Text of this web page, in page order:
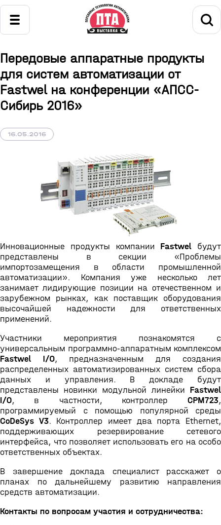
Передовые аппаратные продукты
для систем автоматизации от
Fastwel на конференции «АПСС-
Сибирь 2016»
16.05.2016
Инновационные продукты компании Fastwel будут
представлены в секции «Проблемы
импортозамещения в области промышленной
автоматизации». Компания уже несколько лет
занимает лидирующие позиции на отечественном и
зарубежном рынках, как поставщик оборудования
высочайшей надежности для ответственных
применений.
Участники мероприятия познакомятся с
универсальным программно-аппаратным комплексом
Fastwel I/O, предназначенным для создания
распределенных автоматизированных систем сбора
данных и управления. В докладе будут
представлены новинки модульной линейки Fastwel
I/O, в частности, контроллер CPM723,
программируемый с помощью популярной среды
CoDeSys V3. Контроллер имеет два порта Ethernet,
поддерживающих резервирование сетевого
интерфейса, что позволяет использовать его на особо
ответственных объектах.
В завершение доклада специалист расскажет о
планах по дальнейшему развитию направления
средств автоматизации.
Контакты по вопросам участия и сотрудничества: